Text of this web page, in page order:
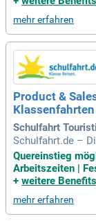
und Nagold. Bei
ollegenkreis
nießen Sie
ive
ken Netzwerks
werben Sie sich
mehr erfahren
Product &
Schulfahrt
Schulfahrt.de –
ahr 1990
en
ere
Quereinstieg
Arbeitszeiten |
+ weitere Benefits
mehr erfahren